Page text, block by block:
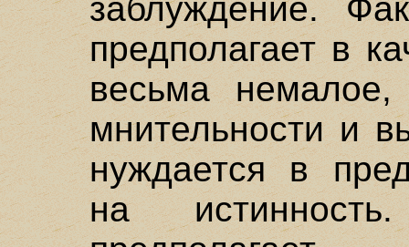
заблуждение.
предполагает в
весьма
мнительности и
нуждается в
на